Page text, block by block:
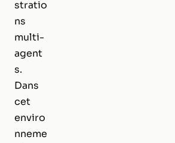
stratio
ns
multi-
agent
s.
Dans
cet
enviro
nneme